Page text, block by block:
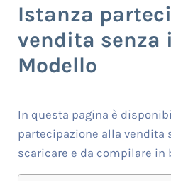
Istanza
vendita senza
Modello
In questa pagina è
partecipazione alla vendita
scaricare e da compilare in